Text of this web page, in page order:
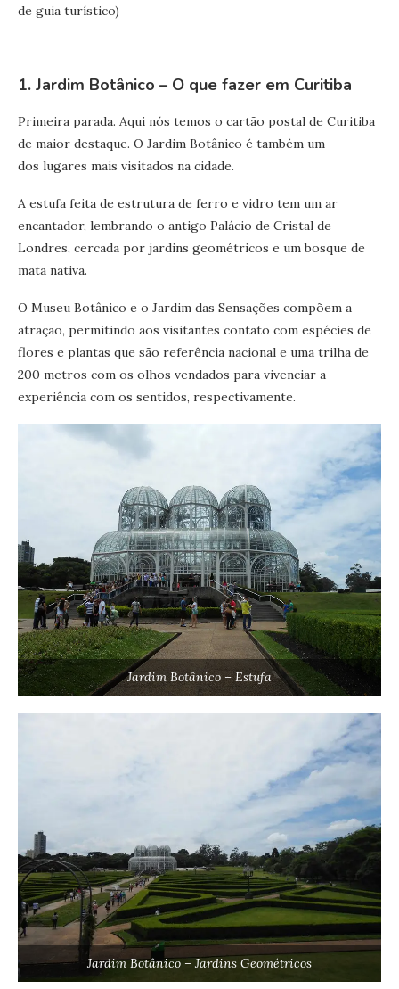
de guia turístico)
1. Jardim Botânico – O que fazer em Curitiba
Primeira parada. Aqui nós temos o cartão postal de Curitiba
de maior destaque. O Jardim Botânico é também um
dos lugares mais visitados na cidade.
A estufa feita de estrutura de ferro e vidro tem um ar
encantador, lembrando o antigo Palácio de Cristal de
Londres, cercada por jardins geométricos e um bosque de
mata nativa.
O Museu Botânico e o Jardim das Sensações compõem a
atração, permitindo aos visitantes contato com espécies de
flores e plantas que são referência nacional e uma trilha de
200 metros com os olhos vendados para vivenciar a
experiência com os sentidos, respectivamente.
Jardim Botânico – Estufa
Jardim Botânico – Jardins Geométricos